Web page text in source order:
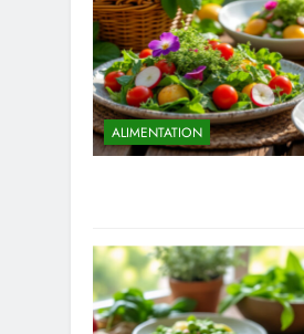
ALIMENTATION